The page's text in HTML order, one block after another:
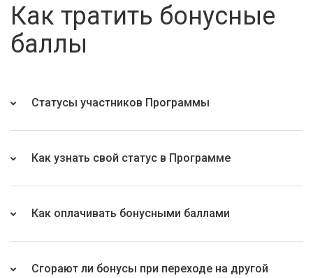
Как тратить бонусные
баллы
Статусы участников Программы
Как узнать свой статус в Программе
Как оплачивать бонусными баллами
Сгорают ли бонусы при переходе на другой